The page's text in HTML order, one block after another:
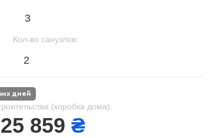
3
Кол-во санузлов:
2
дней
(коробка дома):
859 ₴